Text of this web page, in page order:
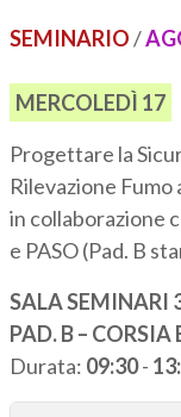
SEMINARIO/
MERCOLEDÌ 17
Progettare la
Rilevazione Fumo
in collaborazione
e PASO (Pad. B
SALA SEMINARI
PAD. B – CORSIA
Durata: 09:30-